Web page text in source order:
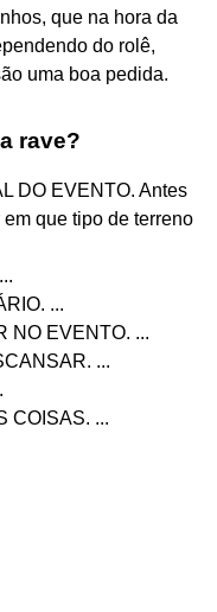
que na hora da
do rolê,
uma boa pedida.
rave?
DO EVENTO. Antes
que tipo de terreno
...
NO EVENTO. ...
...
COISAS. ...